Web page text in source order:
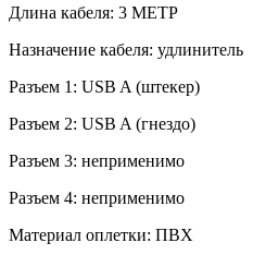
Длина кабеля: 3 МЕТР
Назначение кабеля: удлинитель
Разъем 1: USB A (штекер)
Разъем 2: USB A (гнездо)
Разъем 3: неприменимо
Разъем 4: неприменимо
Материал оплетки: ПВХ